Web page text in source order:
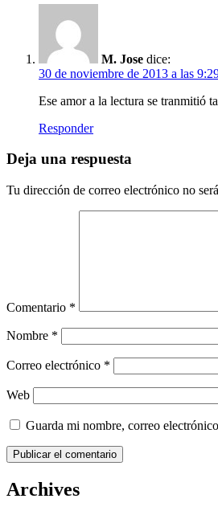
M. Jose dice:
30 de noviembre de 2013 a las
Ese amor a la lectura se tranmitió
Responder
Deja una respuesta
Tu dirección de correo electrónico no
Comentario *
Nombre *
Correo electrónico *
Web
Guarda mi nombre, correo
Archives